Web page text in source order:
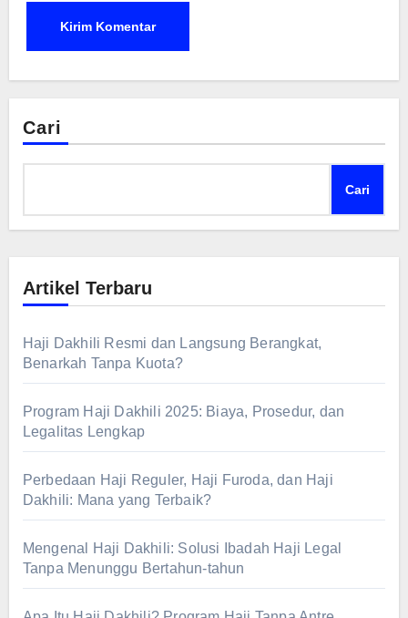
Cari
Cari
Artikel Terbaru
Haji Dakhili Resmi dan Langsung Berangkat,
Benarkah Tanpa Kuota?
Program Haji Dakhili 2025: Biaya, Prosedur, dan
Legalitas Lengkap
Perbedaan Haji Reguler, Haji Furoda, dan Haji
Dakhili: Mana yang Terbaik?
Mengenal Haji Dakhili: Solusi Ibadah Haji Legal
Tanpa Menunggu Bertahun-tahun